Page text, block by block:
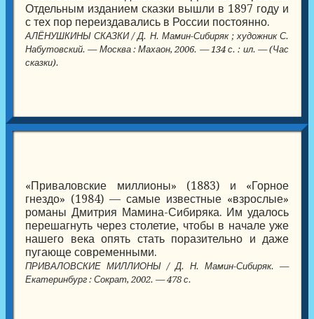
Отдельным изданием сказки вышли в 1897 году и
с тех пор переиздавались в России постоянно.
АЛЁНУШКИНЫ СКАЗКИ / Д. Н. Мамин-Сибиряк ; художник С.
Набутовский. — Москва : Махаон, 2006. — 134 с. : ил. — (Час
сказки).
«Приваловские миллионы» (1883) и «Горное
гнездо» (1984) — самые известные «взрослые»
романы Дмитрия Мамина-Сибиряка. Им удалось
перешагнуть через столетие, чтобы в начале уже
нашего века опять стать поразительно и даже
пугающе современными.
ПРИВАЛОВСКИЕ МИЛЛИОНЫ / Д. Н. Мамин-Сибиряк. —
Екатеринбург : Сократ, 2002. — 478 с.